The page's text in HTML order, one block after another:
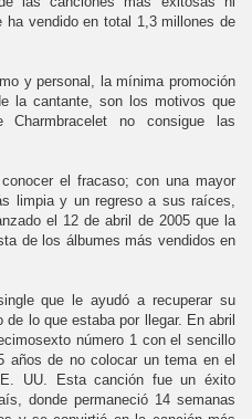
vendido en total 1,3 millones de
y personal, la mínima promoción
la cantante, son los motivos que
no consigue las
el fracaso; con una mayor
limpia y un regreso a sus raíces,
el 12 de abril de 2005 que la
de los álbumes más vendidos en
que le ayudó a recuperar su
lo que estaba por llegar. En abril
número 1 con el sencillo
años de no colocar un tema en el
UU. Esta canción fue un éxito
donde permaneció 14 semanas